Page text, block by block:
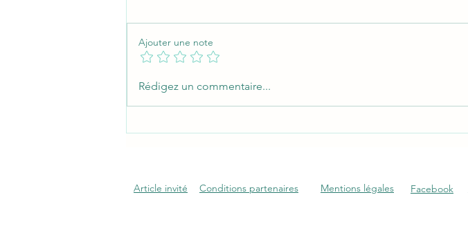
Rénovation de châssis ancien :
guide complet
extérieur en bois
Ajouter une note
Rédigez un commentaire...
Conditions partenaires
Article invité Mentions légales Facebook